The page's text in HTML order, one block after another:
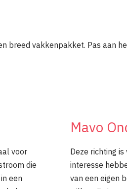
breed vakkenpakket. Pas aan
voor
die
een
Mavo
Deze richting
interesse
van een eigen